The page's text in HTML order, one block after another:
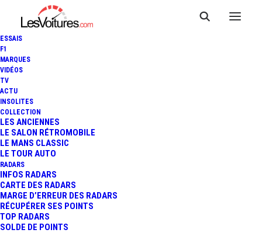
ESSAIS
F1
MARQUES
VIDÉOS
TV
ACTU
INSOLITES
COLLECTION
LES ANCIENNES
LE SALON RÉTROMOBILE
LE MANS CLASSIC
LE TOUR AUTO
RADARS
INFOS RADARS
CARTE DES RADARS
MARGE D’ERREUR DES RADARS
RÉCUPÉRER SES POINTS
TOP RADARS
SOLDE DE POINTS
ÈRE EST NÉE POUR LA
MYTHIQUE SUPERCAR !
3 Minutes